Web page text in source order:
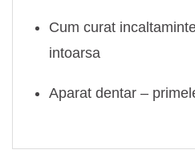
Cum curat
intoarsa
Aparat dentar –